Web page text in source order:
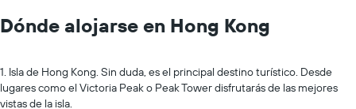
Dónde alojarse en Hong Kong
1. Isla de Hong Kong. Sin duda, es el principal destino turístico. Desde
lugares como el Victoria Peak o Peak Tower disfrutarás de las mejores
vistas de la isla.